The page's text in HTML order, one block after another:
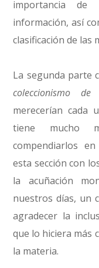
importancia
información, así
clasificación de las
La segunda parte
coleccionismo de
merecerían cada
tiene mucho
compendiarlos
esta sección con
la acuñación
nuestros días, un
agradecer la
que lo hiciera más
la materia.